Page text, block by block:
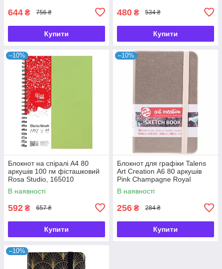
644 ₴ 756 ₴
Купити
480 ₴ 534 ₴
Купити
–10%
Блокнот на спіралі А4 80
аркушів 100 гм фісташковий
Rosa Studio, 165010
В наявності
592 ₴ 657 ₴
Купити
–10%
Блокнот для графіки Talens
Art Creation А6 80 аркушів
Pink Champagne Royal
Talens, 9314241
В наявності
256 ₴ 284 ₴
Купити
–10%